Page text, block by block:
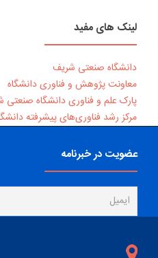
لینک های مفید
دانشگاه صنعتی شریف
معاونت پژوهش و فناوری دانشگاه
پارک علم و فناوری دانشگاه
مرکز رشد فناوری‌های پیشرفته
عضویت در خبرنامه